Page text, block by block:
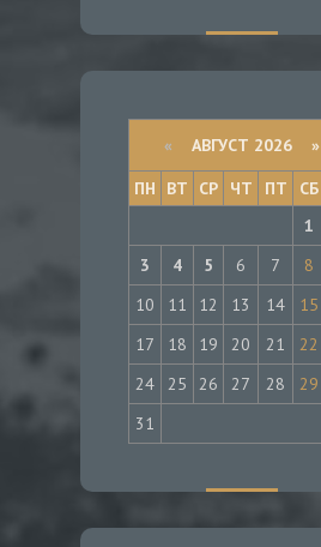
« АВГУСТ 2026 »
ПН
ВТ СР ЧТ ПТ СБ
1
3
4 5 6 7 8
10
11 12 13 14 15
17
18 19 20 21 22
24
25 26 27 28 29
31